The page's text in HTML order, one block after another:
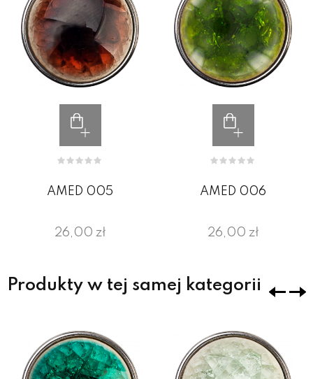
AMED 005
26,00 zł
AMED 006
26,00 zł
Produkty w tej samej kategorii